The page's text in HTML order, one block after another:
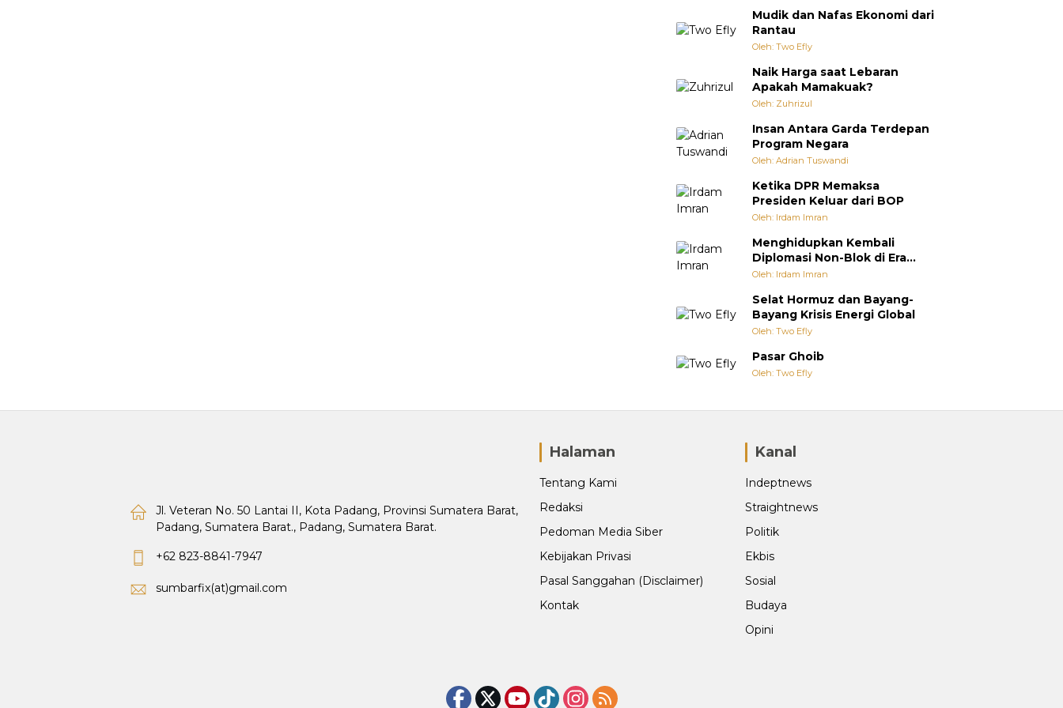
Mudik dan Nafas Ekonomi dari
Rantau
Oleh: Two Efly
Naik Harga saat Lebaran
Apakah Mamakuak?
Oleh: Zuhrizul
Insan Antara Garda Terdepan
Program Negara
Oleh: Adrian Tuswandi
Ketika DPR Memaksa
Presiden Keluar dari BOP
Oleh: Irdam Imran
Menghidupkan Kembali
Diplomasi Non-Blok di Era
Multipolar
Oleh: Irdam Imran
Selat Hormuz dan Bayang-
Bayang Krisis Energi Global
Oleh: Two Efly
Pasar Ghoib
Oleh: Two Efly
Jl. Veteran No. 50 Lantai II, Kota Padang, Provinsi Sumatera Barat,
Padang, Sumatera Barat., Padang, Sumatera Barat.
+62 823-8841-7947
sumbarfix(at)gmail.com
Halaman
Tentang Kami
Redaksi
Pedoman Media Siber
Kebijakan Privasi
Pasal Sanggahan (Disclaimer)
Kontak
Kanal
Indeptnews
Straightnews
Politik
Ekbis
Sosial
Budaya
Opini